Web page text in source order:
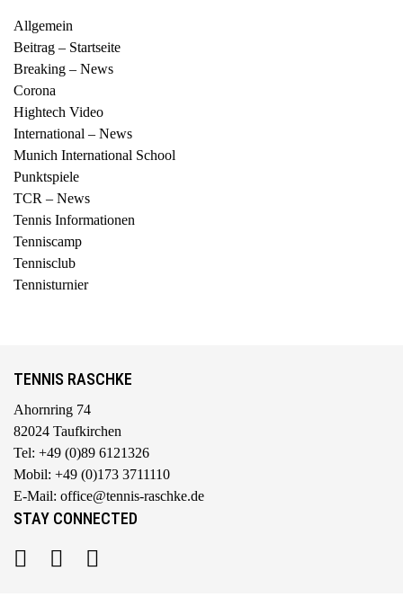
Allgemein
Beitrag – Startseite
Breaking – News
Corona
Hightech Video
International – News
Munich International School
Punktspiele
TCR – News
Tennis Informationen
Tenniscamp
Tennisclub
Tennisturnier
TENNIS RASCHKE
Ahornring 74
82024 Taufkirchen
Tel: +49 (0)89 6121326
Mobil: +49 (0)173 3711110
E-Mail: office@tennis-raschke.de
STAY CONNECTED